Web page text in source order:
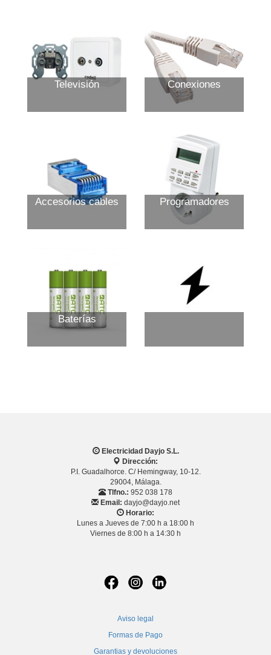
Televisión Conexiones
Accesorios cables Programadores
Baterías
Electricidad Dayjo S.L.
Dirección:
P.I. Guadalhorce. C/ Hemingway, 10-12.
29004, Málaga.
Tlfno.: 952 038 178
Email: dayjo@dayjo.net
Horario:
Lunes a Jueves de 7:00 h a 18:00 h
Viernes de 8:00 h a 14:30 h
Aviso legal
Formas de Pago
Garantias y devoluciones